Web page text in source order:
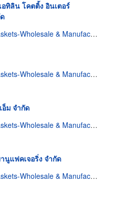
ทิลิน โคตติ้ง อินเตอร์
Wholesale & Manufacturers
Wholesale & Manufacturers
ม จำกัด
Wholesale & Manufacturers
นูแฟคเจอริ่ง จำกัด
Wholesale & Manufacturers